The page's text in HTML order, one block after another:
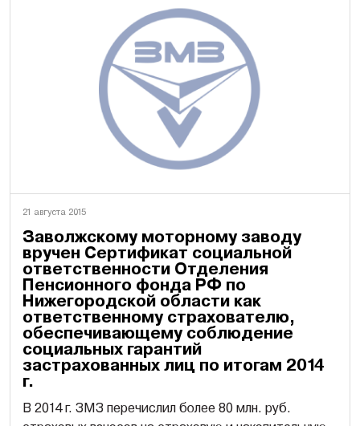
21 августа 2015
Заволжскому моторному заводу
вручен Сертификат социальной
ответственности Отделения
Пенсионного фонда РФ по
Нижегородской области как
ответственному страхователю,
обеспечивающему соблюдение
социальных гарантий
застрахованных лиц по итогам 2014
г.
В 2014 г. ЗМЗ перечислил более 80 млн. руб.